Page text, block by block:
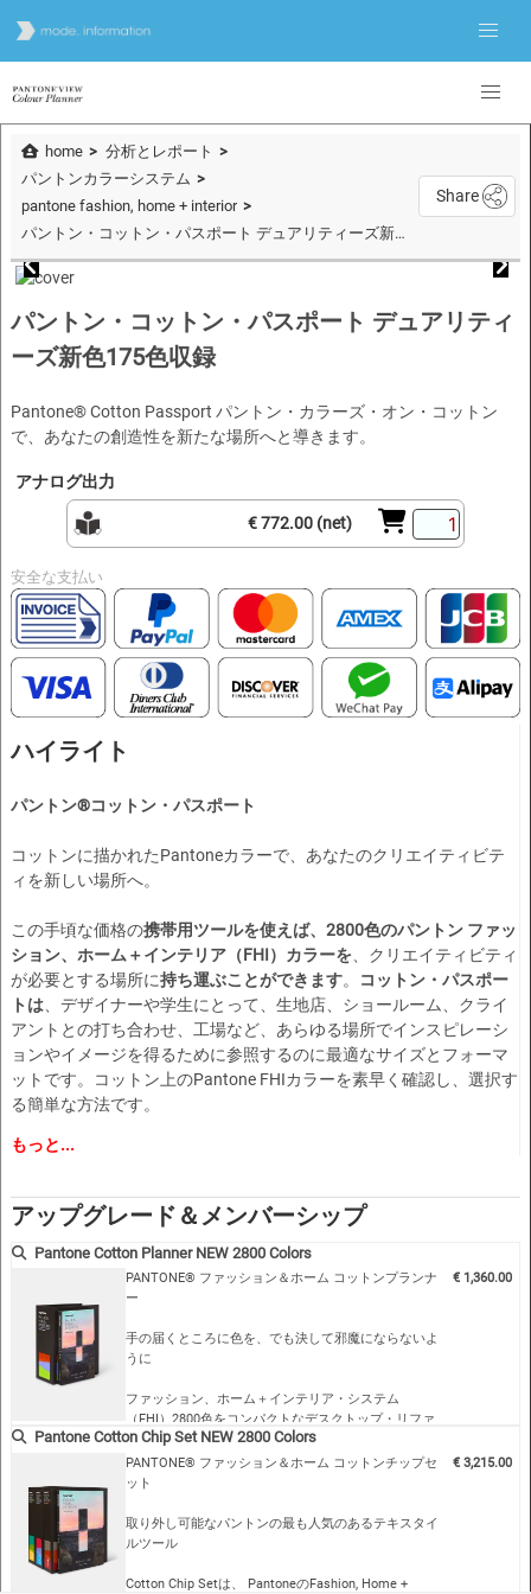
home
分析とレポート
パントンカラーシステム
pantone fashion, home + interior
パントン・コットン・パスポート デュアリティーズ新色175色収録
Share
パントン・コットン・パスポート デュアリティ
ーズ新色175色収録
Pantone® Cotton Passport パントン・カラーズ・オン・コットン
で、あなたの創造性を新たな場所へと導きます。
アナログ出力
€ 772.00 (net)
安全な支払い
ハイライト
パントン®コットン・パスポート
コットンに描かれたPantoneカラーで、あなたのクリエイティビテ
ィを新しい場所へ。
この手頃な価格の携帯用ツールを使えば、2800色のパントン ファッ
ション、ホーム＋インテリア（FHI）カラーを、クリエイティビティ
が必要とする場所に持ち運ぶことができます。
コットン・パスポー
トは、デザイナーや学生にとって、生地店、ショールーム、クライ
アントとの打ち合わせ、工場など、あらゆる場所でインスピレーシ
ョンやイメージを得るために参照するのに最適なサイズとフォーマ
ットです。コットン上のPantone FHIカラーを素早く確認し、選択す
る簡単な方法です。
コンパクトで持ち運びが簡単
"単一カラーチップを分離して表示するマスクツール付き
もっと...
アップグレード＆メンバーシップ
Pantone Cotton Planner NEW 2800 Colors
PANTONE® ファッション＆ホーム コットンプランナ
ー
手の届くところに色を、でも決して邪魔にならないよ
うに
ファッション、ホーム＋インテリア・システム
（FHI）2800色をコンパクトなデスクトップ・リファ
レンスで見ることができます。Pantone Cotton
Plannerは、テキスタイル、ファッション、インテリ
アデザインに使用されるパントンカラーを視覚化し、
便利なワークプレイスツールです。
プ・リファレンス
€ 1,360.00
Pantone Cotton Chip Set NEW 2800 Colors
PANTONE® ファッション＆ホーム コットンチップセ
ット
取り外し可能なパントンの最も人気のあるテキスタイ
ルツール
Cotton Chip Setは、 PantoneのFashion, Home +
€ 3,215.00